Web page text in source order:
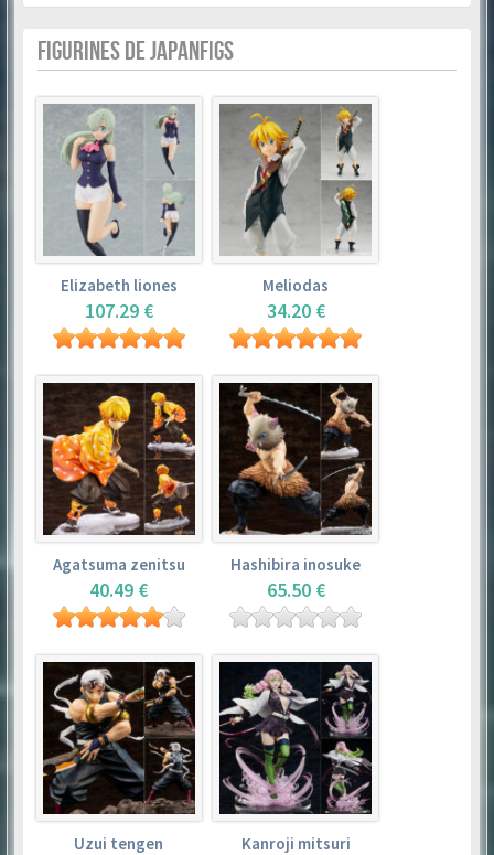
FIGURINES DE JAPANFIGS
Elizabeth liones
107.29 €
Meliodas
34.20 €
Agatsuma zenitsu
40.49 €
Hashibira inosuke
65.50 €
Uzui tengen Kanroji mitsuri